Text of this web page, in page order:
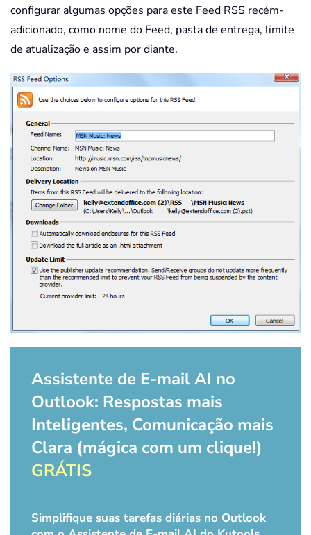
configurar algumas opções para este Feed RSS recém-
adicionado, como nome do Feed, pasta de entrega, limite
de atualização e assim por diante.
Assistente de E-mail AI no
Outlook: Respostas mais
Inteligentes, Comunicação mais
Clara (mágica com um clique!)
GRÁTIS
Simplifique suas tarefas diárias no Outlook